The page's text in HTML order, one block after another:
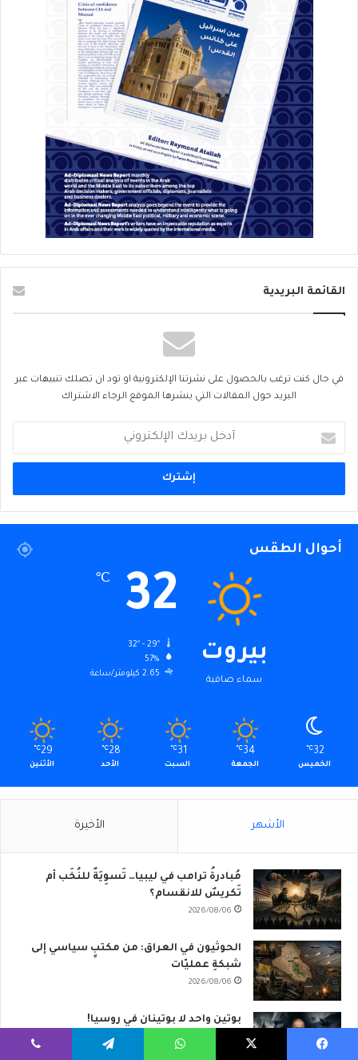
القائمة البريدية
في حال كنت ترغب بالحصول على نشرتنا الإلكترونية او تود ان تصلك تنبيهات عبر
البريد حول المقالات التي ينشرها الموقع الرجاء الاشتراك
بريدك
الإلكتروني
أحوال الطقس
بيروت
سماء صافية
32
℃
57%
2.65 كيلومتر/ساعة
32
℃
الخميس
34
℃
الجمعة
31
℃
السبت
28
℃
الأحد
29
℃
الأثنين
الأشهر الأخيرة
مُبادرةُ ترامب في ليبيا… تَسوِيَةٌ للنُخَب أم
تَكريسٌ للانقسام؟
2026/08/06
الحوثيون في العراق: من مكتبٍ سياسي إلى
شبكةِ عمليّات
2026/08/06
بوتين واحد لا بوتينان في روسيا!